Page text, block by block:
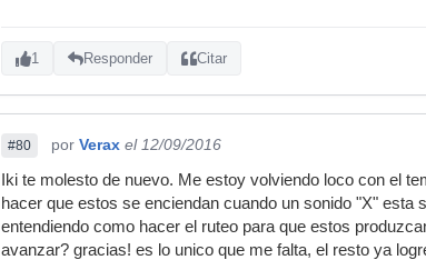
1 Responder Citar
#80 por Verax el 12/09/2016
Iki te molesto de nuevo. Me estoy volviendo loco con el
hacer que estos se enciendan cuando un sonido "X"
entendiendo como hacer el ruteo para que estos
avanzar? gracias! es lo unico que me falta, el resto ya